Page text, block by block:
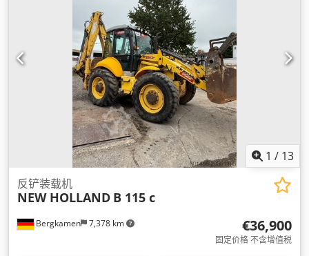
1 / 13
Bergkamen 7,378 km
反铲装载机
NEW HOLLAND B 115 c
€36,900
固定价格 不含增值税